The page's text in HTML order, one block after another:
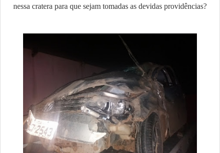
nessa cratera para que sejam tomadas as devidas providências?